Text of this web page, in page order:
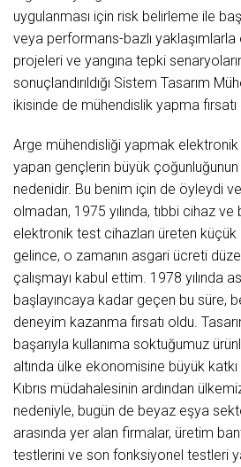
uygulanması için risk belirleme ile
veya performans-bazlı yaklaşımlarla
projeleri ve yangına tepki
sonuçlandırıldığı Sistem Tasarım
ikisinde de mühendislik yapma fırsatı
Arge mühendisliği yapmak
yapan gençlerin büyük
nedenidir. Bu benim için de öyleydi
olmadan, 1975 yılında, tıbbi cihaz
elektronik test cihazları üreten
gelince, o zamanın asgari ücreti
çalışmayı kabul ettim. 1978 yılında
başlayıncaya kadar geçen bu süre,
deneyim kazanma fırsatı oldu.
başarıyla kullanıma soktuğumuz
altında ülke ekonomisine büyük
Kıbrıs müdahalesinin ardından
nedeniyle, bugün de beyaz eşya
arasında yer alan firmalar, üretim
testlerini ve son fonksiyonel testleri